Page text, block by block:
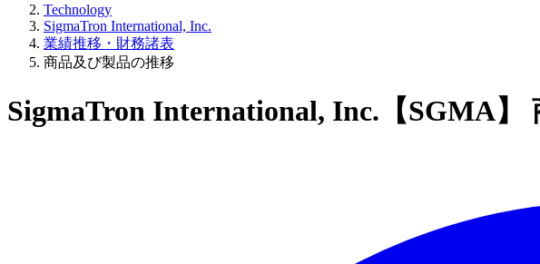
Technology
SigmaTron International, Inc.
業績推移・財務諸表
商品及び製品の推移
SigmaTron International, Inc.【SGMA】